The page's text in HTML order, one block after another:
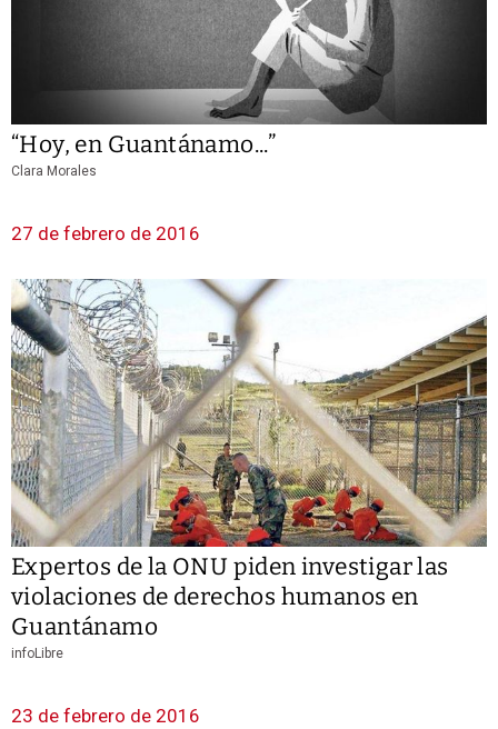
“Hoy, en Guantánamo...”
Clara Morales
27 de febrero de 2016
Expertos de la ONU piden investigar las
violaciones de derechos humanos en
Guantánamo
infoLibre
23 de febrero de 2016